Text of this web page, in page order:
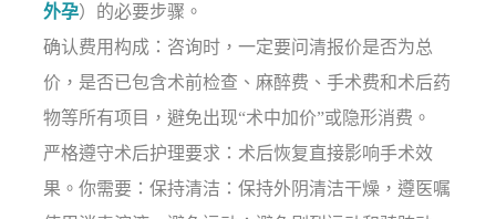
外孕）的必要步骤。
确认费用构成：咨询时，一定要问清报价是否为总
价，是否已包含术前检查、麻醉费、手术费和术后药
物等所有项目，避免出现“术中加价”或隐形消费。
严格遵守术后护理要求：术后恢复直接影响手术效
果。你需要：保持清洁：保持外阴清洁干燥，遵医嘱